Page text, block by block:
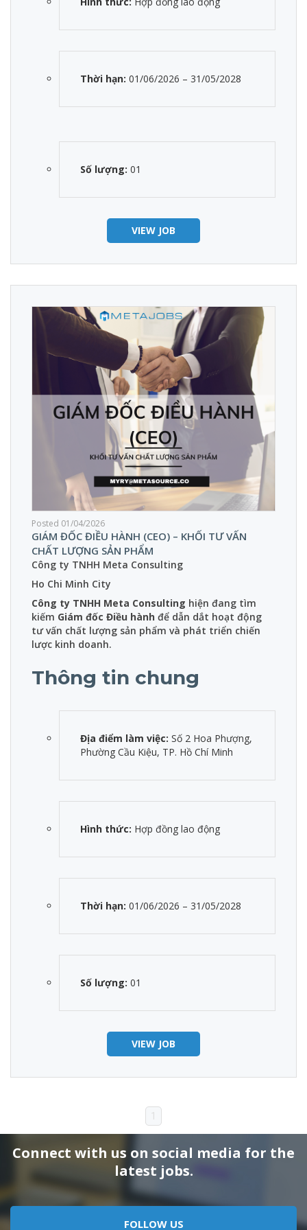
Thời hạn: 01/06/2026 – 31/05/2028
Số lượng: 01
VIEW JOB
Posted 01/04/2026
GIÁM ĐỐC ĐIỀU HÀNH (CEO) – KHỐI TƯ VẤN
CHẤT LƯỢNG SẢN PHẨM
Công ty TNHH Meta Consulting
Ho Chi Minh City
Công ty TNHH Meta Consulting hiện đang tìm
kiếm Giám đốc Điều hành để dẫn dắt hoạt động
tư vấn chất lượng sản phẩm và phát triển chiến
lược kinh doanh.
Thông tin chung
Địa điểm làm việc: Số 2 Hoa Phượng,
Phường Cầu Kiệu, TP. Hồ Chí Minh
Hình thức: Hợp đồng lao động
Thời hạn: 01/06/2026 – 31/05/2028
Số lượng: 01
VIEW JOB
1
Connect with us on social media for the
latest jobs.
FOLLOW US